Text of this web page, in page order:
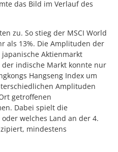
das Bild im Verlauf des
zu. So stieg der MSCI World
als 13%. Die Amplituden der
Aktienmarkt
der indische Markt konnte nur
Hangseng Index um
Amplituden
getroffenen
Dabei spielt die
welches Land an der 4.
mindestens